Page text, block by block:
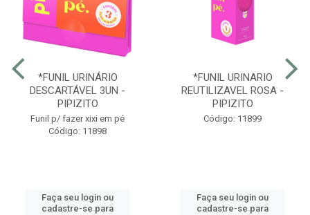
*FUNIL URINÁRIO
DESCARTÁVEL 3UN -
PIPIZITO
Funil p/ fazer xixi em pé
Código: 11898
Faça seu login ou
cadastre-se para
*FUNIL URINARIO
REUTILIZAVEL ROSA -
PIPIZITO
Código: 11899
Faça seu login ou
cadastre-se para